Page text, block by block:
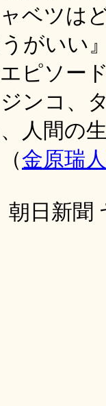
ベツは
がいい
ピソー
ンコ、
人間の
金原瑞人
朝日新聞